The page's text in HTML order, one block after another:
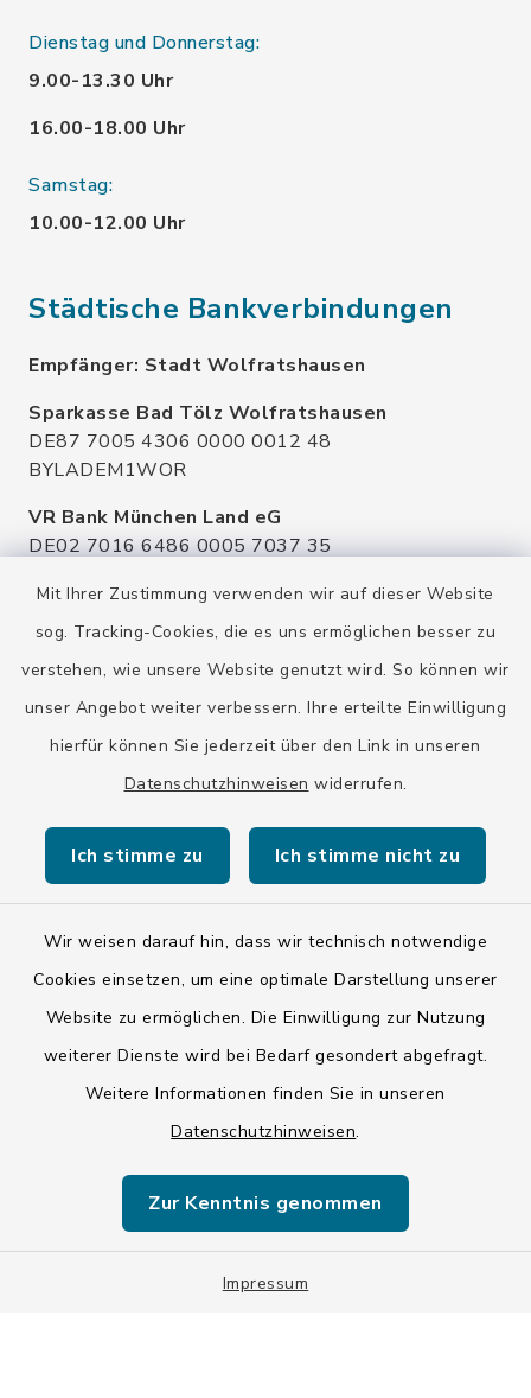
Mit Ihrer Zustimmung verwenden wir auf dieser Website
sog. Tracking-Cookies, die es uns ermöglichen besser zu
verstehen, wie unsere Website genutzt wird. So können wir
unser Angebot weiter verbessern. Ihre erteilte Einwilligung
hierfür können Sie jederzeit über den Link in unseren
Datenschutzhinweisen widerrufen.
Ich stimme zu Ich stimme nicht zu
Wir weisen darauf hin, dass wir technisch notwendige
Cookies einsetzen, um eine optimale Darstellung unserer
Website zu ermöglichen. Die Einwilligung zur Nutzung
weiterer Dienste wird bei Bedarf gesondert abgefragt.
Weitere Informationen finden Sie in unseren
Datenschutzhinweisen.
Zur Kenntnis genommen
Impressum
Dienstag und Donnerstag:
9.00-13.30 Uhr
16.00-18.00 Uhr
Samstag:
10.00-12.00 Uhr
Städtische Bankverbindungen
Empfänger: Stadt Wolfratshausen
Sparkasse Bad Tölz Wolfratshausen
DE87 7005 4306 0000 0012 48
BYLADEM1WOR
VR Bank München Land eG
DE02 7016 6486 0005 7037 35
Raiffeisenbank Isar Loisachtal eG
DE92 7016 9543 0001 0005 00
GENODEF1HHS
HypoVereinsbank
DE20 7002 0270 3630 1010 09
HYVEDEMMXXX
Kontakt
Datenschutz
Sitemap